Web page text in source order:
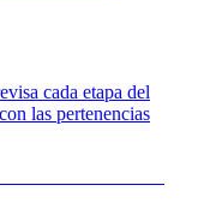
cada etapa del
las pertenencias